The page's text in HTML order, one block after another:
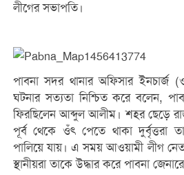
লীগের সভাপতি।
পাবনা সদর থানার অফিসার ইনচার্জ
ঘটনার সত্যতা নিশ্চিত করে বলেন,
ফিরছিলেন আব্দুল আলীম। শহর ছেড়ে
পূর্ব থেকে ওঁৎ পেতে থাকা দুর্বৃত্তরা
পালিয়ে যায়। এ সময় আওয়ামী লীগ
স্থানীয়রা তাকে উদ্ধার করে পাবনা